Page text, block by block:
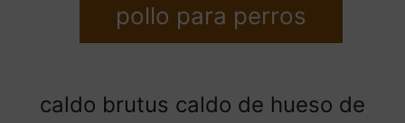
pollo para perros
caldo brutus caldo de hueso de